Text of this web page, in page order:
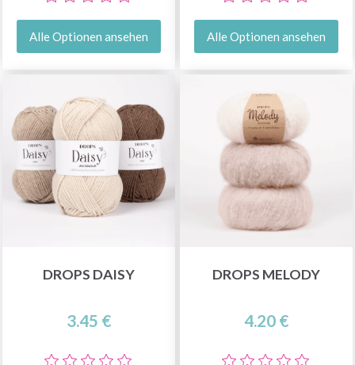
Alle Optionen ansehen Alle Optionen ansehen
DROPS DAISY
3.45 €
DROPS MELODY
4.20 €